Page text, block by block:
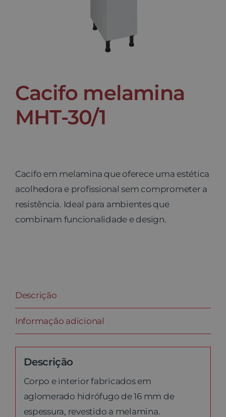
Cacifo melamina
MHT-30/1
Cacifo em melamina que oferece uma estética
acolhedora e profissional sem comprometer a
resistência. Ideal para ambientes que
combinam funcionalidade e design.
Descrição
Informação adicional
Descrição
Corpo e interior fabricados em
aglomerado hidrófugo de 16 mm de
espessura, revestido a melamina.